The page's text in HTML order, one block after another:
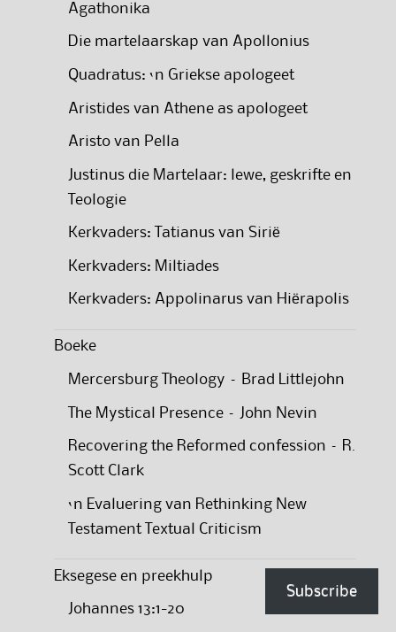
Agathonika
Die martelaarskap van Apollonius
Quadratus: ‘n Griekse apologeet
Aristides van Athene as apologeet
Aristo van Pella
Justinus die Martelaar: lewe, geskrifte en
Teologie
Kerkvaders: Tatianus van Sirië
Kerkvaders: Miltiades
Kerkvaders: Appolinarus van Hiërapolis
Boeke
Mercersburg Theology – Brad Littlejohn
The Mystical Presence – John Nevin
Recovering the Reformed confession – R.
Scott Clark
‘n Evaluering van Rethinking New
Testament Textual Criticism
Eksegese en preekhulp
Johannes 13:1-20
Subscribe